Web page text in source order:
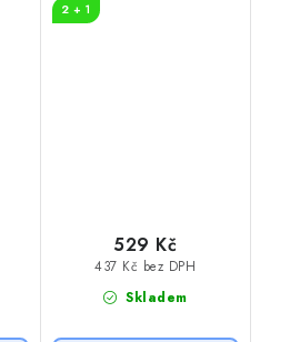
2 + 1
Skladem
437 Kč bez DPH
529 Kč